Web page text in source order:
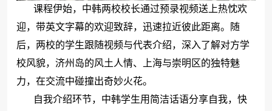
课程伊始，中韩两校校长通过预录视频送上热忱欢
迎，带英文字幕的欢迎致辞，迅速拉近彼此距离。随
后，两校的学生跟随视频与代表介绍，深入了解对方学
校风貌，济州岛的风土人情、上海与崇明区的独特魅
力，在交流中碰撞出奇妙火花。
自我介绍环节，中韩学生用简洁话语分享自我，快